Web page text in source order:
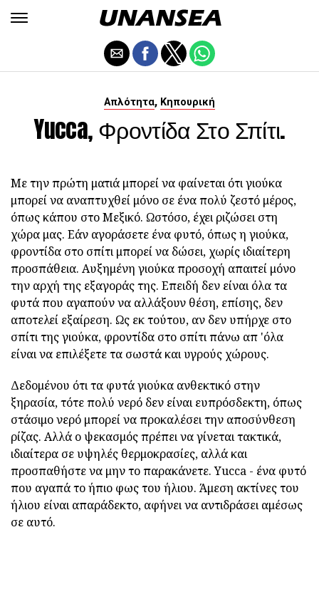
Απλότητα, Κηπουρική
Yucca, Φροντίδα Στο Σπίτι.
Με την πρώτη ματιά μπορεί να φαίνεται ότι γιούκα
μπορεί να αναπτυχθεί μόνο σε ένα πολύ ζεστό μέρος,
όπως κάπου στο Μεξικό. Ωστόσο, έχει ριζώσει στη
χώρα μας. Εάν αγοράσετε ένα φυτό, όπως η γιούκα,
φροντίδα στο σπίτι μπορεί να δώσει, χωρίς ιδιαίτερη
προσπάθεια. Αυξημένη γιούκα προσοχή απαιτεί μόνο
την αρχή της εξαγοράς της. Επειδή δεν είναι όλα τα
φυτά που αγαπούν να αλλάξουν θέση, επίσης, δεν
αποτελεί εξαίρεση. Ως εκ τούτου, αν δεν υπήρχε στο
σπίτι της γιούκα, φροντίδα στο σπίτι πάνω απ 'όλα
είναι να επιλέξετε τα σωστά και υγρούς χώρους.
Δεδομένου ότι τα φυτά γιούκα ανθεκτικό στην
ξηρασία, τότε πολύ νερό δεν είναι ευπρόσδεκτη, όπως
στάσιμο νερό μπορεί να προκαλέσει την αποσύνθεση
ρίζας. Αλλά ο ψεκασμός πρέπει να γίνεται τακτικά,
ιδιαίτερα σε υψηλές θερμοκρασίες, αλλά και
προσπαθήστε να μην το παρακάνετε. Yucca - ένα φυτό
που αγαπά το ήπιο φως του ήλιου. Άμεση ακτίνες του
ήλιου είναι απαράδεκτο, αφήνει να αντιδράσει αμέσως
σε αυτό.